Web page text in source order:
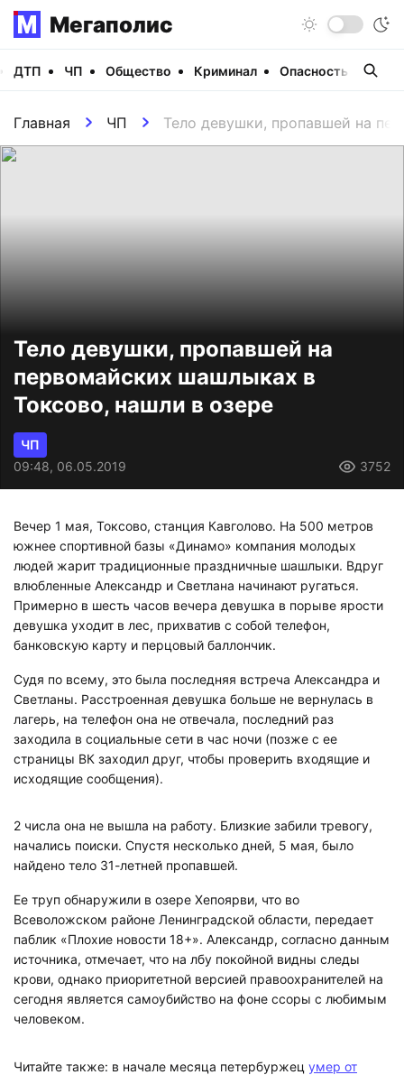
Мегаполис
ДТП ЧП Общество Криминал Опасность
Главная ЧП Тело девушки, пропавшей на
Тело девушки, пропавшей на
первомайских шашлыках в
Токсово, нашли в озере
ЧП
09:48, 06.05.2019
3752
Вечер 1 мая, Токсово, станция Кавголово. На 500 метров
южнее спортивной базы «Динамо» компания молодых
людей жарит традиционные праздничные шашлыки. Вдруг
влюбленные Александр и Светлана начинают ругаться.
Примерно в шесть часов вечера девушка в порыве ярости
девушка уходит в лес, прихватив с собой телефон,
банковскую карту и перцовый баллончик.
Судя по всему, это была последняя встреча Александра и
Светланы. Расстроенная девушка больше не вернулась в
лагерь, на телефон она не отвечала, последний раз
заходила в социальные сети в час ночи (позже с ее
страницы ВК заходил друг, чтобы проверить входящие и
исходящие сообщения).
2 числа она не вышла на работу. Близкие забили тревогу,
начались поиски. Спустя несколько дней, 5 мая, было
найдено тело 31-летней пропавшей.
Ее труп обнаружили в озере Хепоярви, что во
Всеволожском районе Ленинградской области, передает
паблик «Плохие новости 18+». Александр, согласно данным
источника, отмечает, что на лбу покойной видны следы
крови, однако приоритетной версией правоохранителей на
сегодня является самоубийство на фоне ссоры с любимым
человеком.
Читайте также: в начале месяца петербуржец умер от